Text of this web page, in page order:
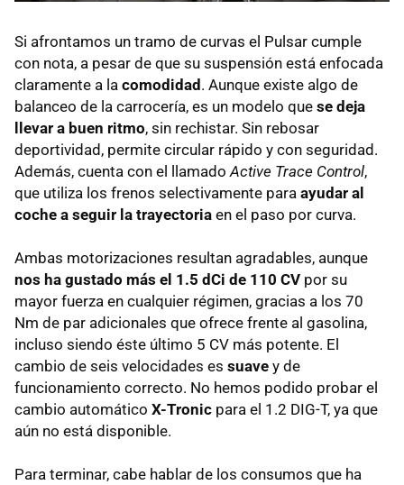
Si afrontamos un tramo de curvas el Pulsar cumple
con nota, a pesar de que su suspensión está enfocada
claramente a la comodidad. Aunque existe algo de
balanceo de la carrocería, es un modelo que se deja
llevar a buen ritmo, sin rechistar. Sin rebosar
deportividad, permite circular rápido y con seguridad.
Además, cuenta con el llamado Active Trace Control,
que utiliza los frenos selectivamente para ayudar al
coche a seguir la trayectoria en el paso por curva.
Ambas motorizaciones resultan agradables, aunque
nos ha gustado más el 1.5 dCi de 110 CV por su
mayor fuerza en cualquier régimen, gracias a los 70
Nm de par adicionales que ofrece frente al gasolina,
incluso siendo éste último 5 CV más potente. El
cambio de seis velocidades es suave y de
funcionamiento correcto. No hemos podido probar el
cambio automático X-Tronic para el 1.2 DIG-T, ya que
aún no está disponible.
Para terminar, cabe hablar de los consumos que ha